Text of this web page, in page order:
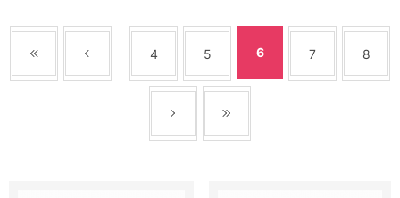
4 5 6 7 8